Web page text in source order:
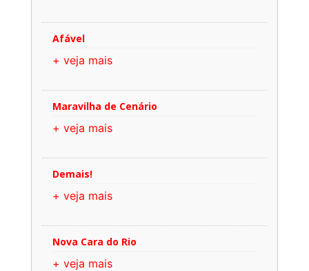
Afável
+ veja mais
Maravilha de Cenário
+ veja mais
Demais!
+ veja mais
Nova Cara do Rio
+ veja mais